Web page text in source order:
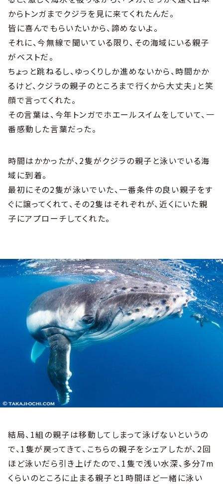
からトンガまでクジラを見に来てくれたんだ。
皆に喜んでもらいたいから、諦めないよ。
それに、今無線で聞いている限り、その海域にいる親子
がベストだ。
ちょっと跳ねるし、ゆっくりしか進めないから、時間かか
るけど、クジラの親子のところまで行くから大丈夫」と笑
顔で言ってくれた。
その言葉は、今年トンガでホエールスイムをしていて、一
番感動した言葉だった。
時間はかかったが、2隻がクジラの親子と泳いでいる海
域に到着。
最初にその2隻が泳いでいた、一番条件の良い親子をす
ぐに譲ってくれて、その2隻はそれぞれが、近くにいた親
子にアプローチしてくれた。
結局、1組の親子は移動してしまって泳げないというの
で、1隻が戻ってきて、こちらの親子をシェアしたが、2回
ほど泳いだら引き上げたので、1隻で浅い水深、多分7m
くらいのところに止まる親子と1時間ほど一緒に泳い